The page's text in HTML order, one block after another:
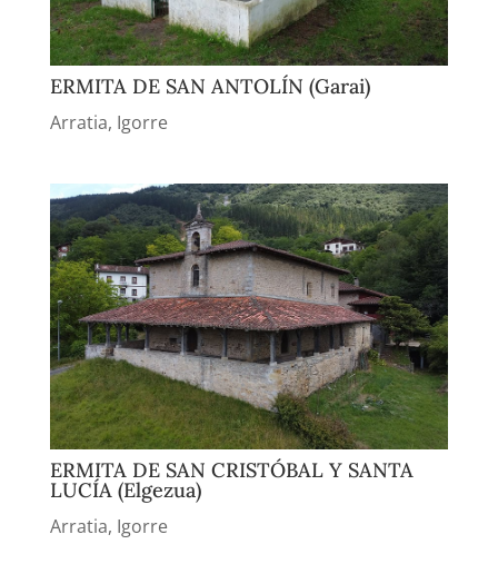
ERMITA DE SAN ANTOLÍN (Garai)
Arratia, Igorre
ERMITA DE SAN CRISTÓBAL Y SANTA
LUCÍA (Elgezua)
Arratia, Igorre